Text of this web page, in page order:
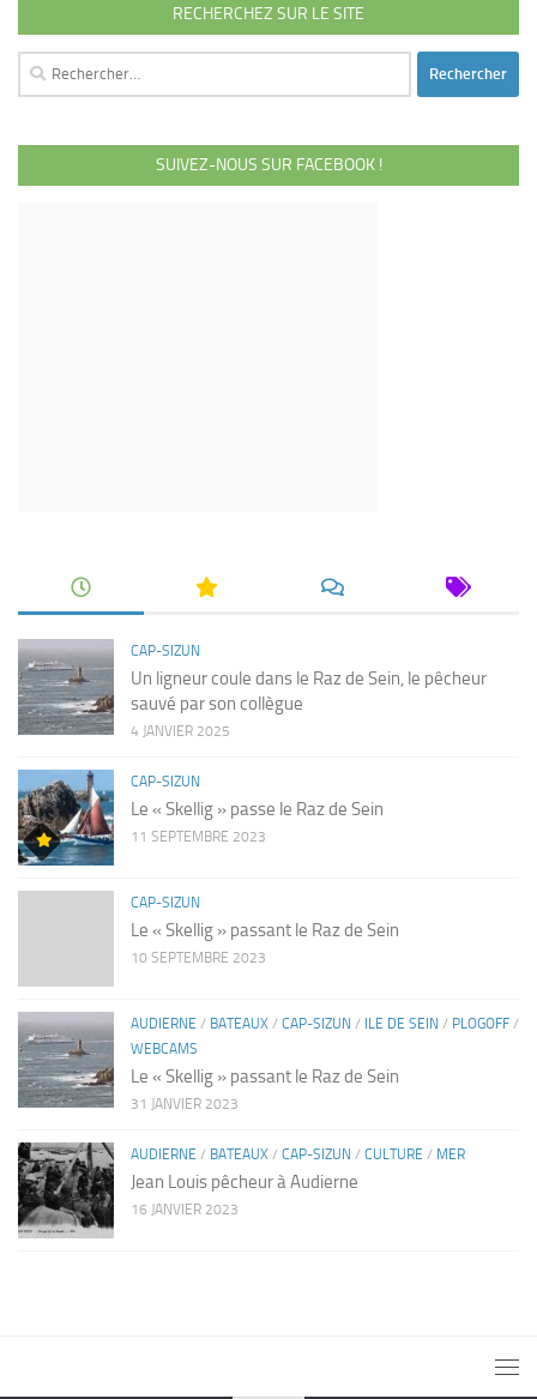
RECHERCHEZ SUR LE SITE
Rechercher :
SUIVEZ-NOUS SUR FACEBOOK !
CAP-SIZUN
Un ligneur coule dans le Raz de Sein, le pêcheur
sauvé par son collègue
4 JANVIER 2025
CAP-SIZUN
Le « Skellig » passe le Raz de Sein
11 SEPTEMBRE 2023
CAP-SIZUN
Le « Skellig » passant le Raz de Sein
10 SEPTEMBRE 2023
AUDIERNE / BATEAUX / CAP-SIZUN / ILE DE SEIN / PLOGOFF /
WEBCAMS
Le « Skellig » passant le Raz de Sein
31 JANVIER 2023
AUDIERNE / BATEAUX / CAP-SIZUN / CULTURE / MER
Jean Louis pêcheur à Audierne
16 JANVIER 2023